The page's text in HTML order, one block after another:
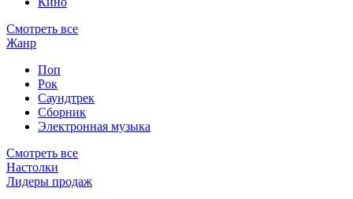
Смотреть все
Жанр
Поп
Рок
Саундтрек
Сборник
Электронная музыка
Смотреть все
Настолки
Лидеры продаж